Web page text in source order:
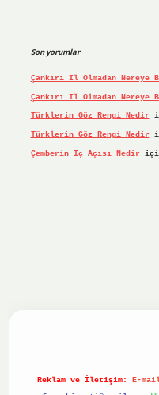
Son yorumlar
Çankırı Il Olmadan Nereye
Çankırı Il Olmadan Nereye
Türklerin Göz Rengi Nedir
Türklerin Göz Rengi Nedir
Çemberin Iç Açısı Nedir
Reklam ve İletişim: E-